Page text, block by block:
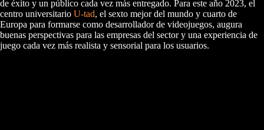
de éxito y un público cada vez más entregado. Para este año 2023, el
centro universitario U-tad, el sexto mejor del mundo y cuarto de
Europa para formarse como desarrollador de videojuegos, augura
buenas perspectivas para las empresas del sector y una experiencia de
juego cada vez más realista y sensorial para los usuarios.